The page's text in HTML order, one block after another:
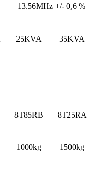
13.56MHz +/- 0,6 %
25KVA 35KVA
8T85RB 8T25RA
1000kg 1500kg